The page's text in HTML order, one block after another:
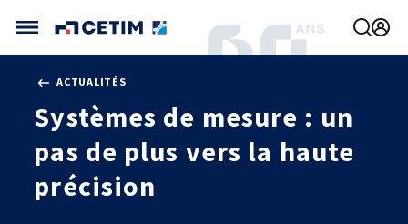
CETIM FRANCE
FRANCE (ACTUEL)
INTERNATIONAL
CETIM MATCOR (ASIE)
CETIM ALLEMAGNE
AGENDA
ACTUALITÉS
CETIM INFOS
VIDÉOS
ACTUALITÉS
Systèmes de mesure : un
pas de plus vers la haute
précision